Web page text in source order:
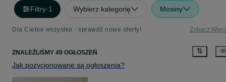
Filtry·1 Wybierz kategorię Mosiny
Dla Ciebie wszystko - sprawdź nowe oferty! Zobacz
ZNALEŹLIŚMY 49 OGŁOSZEŃ
Jak pozycjonowane są ogłoszenia?